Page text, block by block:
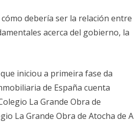
debería ser la relación entre
acerca del gobierno, la
iniciou a primeira fase da
de España cuenta
La Grande Obra de
La Grande Obra de Atocha de A